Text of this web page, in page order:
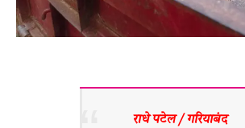
राधे पटेल / गरियाबंद